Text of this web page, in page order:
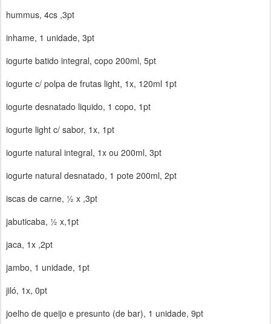
hummus, 4cs ,3pt
inhame, 1 unidade, 3pt
iogurte batido integral, copo 200ml, 5pt
iogurte c/ polpa de frutas light, 1x, 120ml 1pt
iogurte desnatado liquido, 1 copo, 1pt
iogurte light c/ sabor, 1x, 1pt
iogurte natural integral, 1x ou 200ml, 3pt
iogurte natural desnatado, 1 pote 200ml, 2pt
iscas de carne, ½ x ,3pt
jabuticaba, ½ x,1pt
jaca, 1x ,2pt
jambo, 1 unidade, 1pt
jiló, 1x, 0pt
joelho de queijo e presunto (de bar), 1 unidade, 9pt